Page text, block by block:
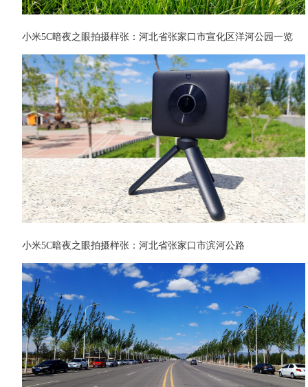
小米5C暗夜之眼拍摄样张：河北省张家口市宣化区洋河公园一览
小米5C暗夜之眼拍摄样张：河北省张家口市滨河公路